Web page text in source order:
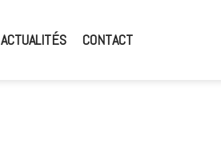
ACTUALITÉS CONTACT